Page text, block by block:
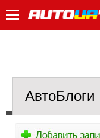
АвтоБлоги